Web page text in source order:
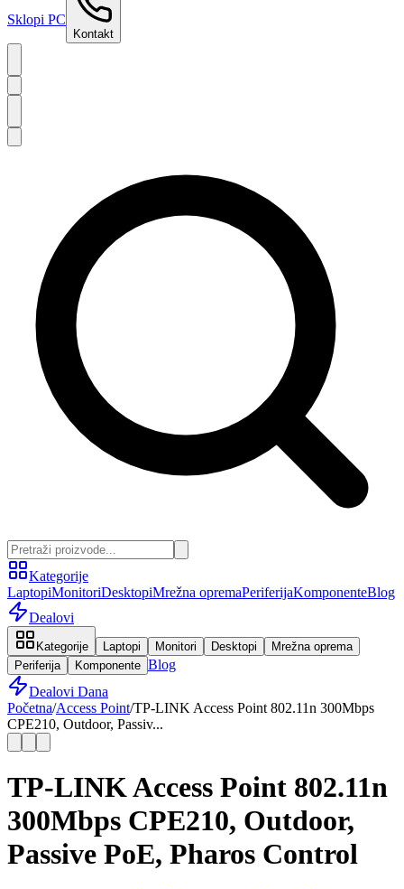
Sklopi PC
Kontakt
Kategorije
LaptopiMonitoriDesktopiMrežna opremaPeriferijaKomponenteBlog
Dealovi
Kategorije Laptopi Monitori Desktopi
Mrežna oprema
Periferija
Komponente Blog
Dealovi Dana
Početna/Access Point/TP-LINK Access Point 802.11n 300Mbps
CPE210, Outdoor, Passiv...
TP-LINK Access Point 802.11n
300Mbps CPE210, Outdoor,
Passive PoE, Pharos Control